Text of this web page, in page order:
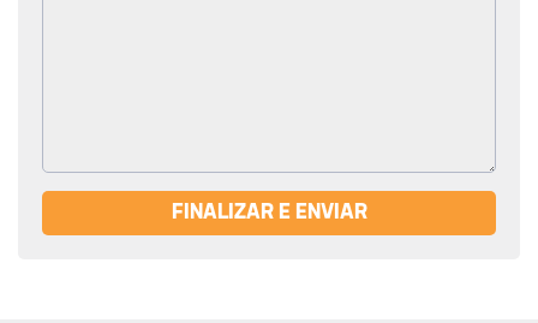
FINALIZAR E ENVIAR